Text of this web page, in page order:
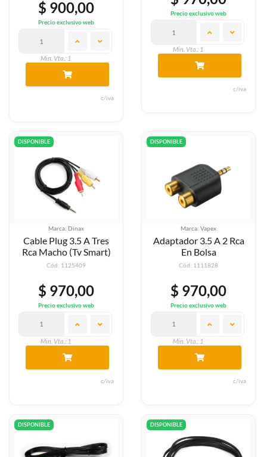
$ 900,00
Precio exclusivo web
Min. Vta.: 1
c/iva
Precio exclusivo web
Min. Vta.: 1
c/iva
DISPONIBLE
Marca: Dinax
Cable Plug 3.5 A Tres
Rca Macho (Tv Smart)
Cód: 1125409
$ 970,00
Precio exclusivo web
Min. Vta.: 1
c/iva
DISPONIBLE
Marca: Vapex
Adaptador 3.5 A 2 Rca
En Bolsa
Cód: 1111828
$ 970,00
Precio exclusivo web
Min. Vta.: 1
c/iva
DISPONIBLE DISPONIBLE